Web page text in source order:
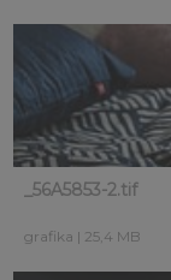
_56A5853-2.tif
grafika | 25,4 MB